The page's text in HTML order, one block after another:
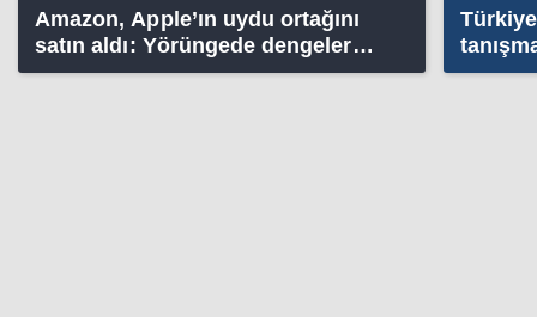
Amazon, Apple’ın uydu ortağını
satın aldı: Yörüngede dengeler
değişiyor
5G